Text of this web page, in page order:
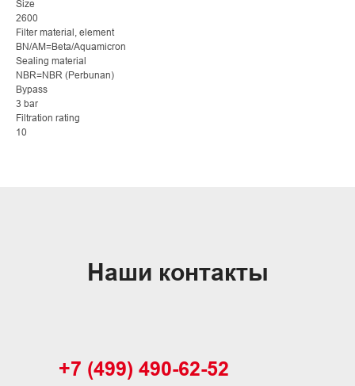
Size
2600
Filter material, element
BN/AM=Beta/Aquamicron
Sealing material
NBR=NBR (Perbunan)
Bypass
3 bar
Filtration rating
10
Наши контакты
+7 (499) 490-62-52